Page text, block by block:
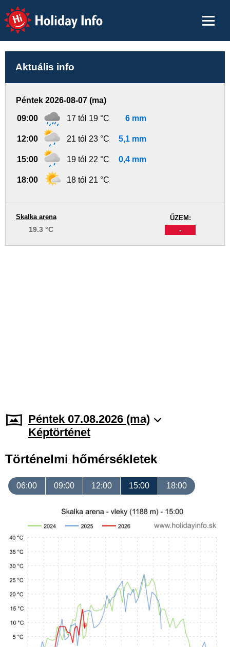
Holiday Info
Aktuális info
Péntek 2026-08-07 (ma)
09:00 17 tól 19 °C 6 mm
12:00 21 tól 23 °C 5,1 mm
15:00 19 tól 22 °C 0,4 mm
18:00 18 tól 21 °C
ŰZEM:
-
Skalka arena
19.3 °C
Péntek 07.08.2026 (ma)
Képtörténet
Történelmi hőmérsékletek
06:00 09:00 12:00 15:00 18:00